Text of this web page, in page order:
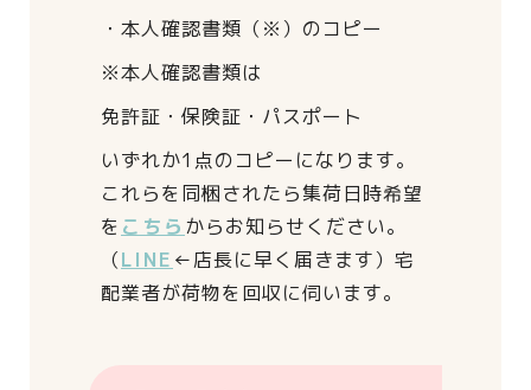
・本人確認書類（※）のコピー
※本人確認書類は
免許証・保険証・パスポート
いずれか1点のコピーになります。
これらを同梱されたら集荷日時希望
を こちら からお知らせください。
（LINE ←店長に早く届きます） 宅
配業者が荷物を回収に伺います。